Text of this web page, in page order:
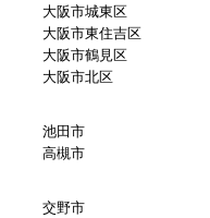
大阪市城東区
大阪市東住吉区
大阪市鶴見区
大阪市北区
池田市
高槻市
交野市